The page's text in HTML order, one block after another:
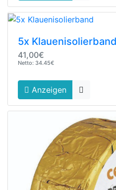
5x Klauenisolierband
41,00€
Netto: 34.45€
Anzeigen